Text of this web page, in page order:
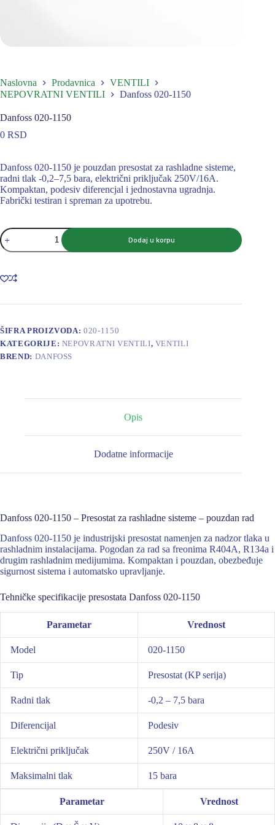
Naslovna Prodavnica
VENTILI
NEPOVRATNI VENTILI
Danfoss 020-1150
Danfoss 020-1150
0 RSD
Danfoss 020-1150 je pouzdan presostat za rashladne sisteme,
radni tlak -0,2–7,5 bara, električni priključak 250V/16A.
Kompaktan, podesiv diferencjal i jednostavna ugradnja.
Fabrički testiran i spreman za upotrebu.
Danfoss
020-
1150
Dodaj u korpu
ŠIFRA PROIZVODA:020-1150
KATEGORIJE: NEPOVRATNI VENTILI, VENTILI
BREND: DANFOSS
Opis
Dodatne informacije
Danfoss 020-1150 – Presostat za rashladne sisteme – pouzdan rad
Danfoss 020-1150 je industrijski presostat namenjen za nadzor tlaka u
rashladnim instalacijama. Pogodan za rad sa freonima R404A, R134a i
drugim rashladnim medijumima. Kompaktan i pouzdan, obezbeđuje
sigurnost sistema i automatsko upravljanje.
Tehničke specifikacije presostata Danfoss 020-1150
Parametar Vrednost
Model 020-1150
Tip Presostat (KP serija)
Radni tlak -0,2 – 7,5 bara
Diferencijal Podesiv
Električni priključak 250V / 16A
Maksimalni tlak 15 bara
Parametar Vrednost